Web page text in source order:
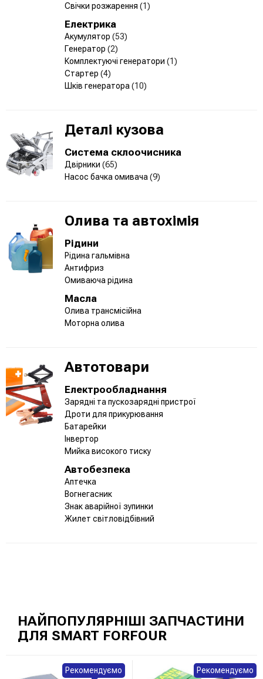
Свічки розжарення (1)
Електрика
Акумулятор (53)
Генератор (2)
Комплектуючі генератори (1)
Стартер (4)
Шків генератора (10)
Деталі кузова
Система склоочисника
Двірники (65)
Насос бачка омивача (9)
Олива та автохімія
Рідини
Рідина гальмівна
Антифриз
Омиваюча рідина
Масла
Олива трансмісійна
Моторна олива
Автотовари
Електрообладнання
Зарядні та пускозарядні пристрої
Дроти для прикурювання
Батарейки
Інвертор
Мийка високого тиску
Автобезпека
Аптечка
Вогнегасник
Знак аварійної зупинки
Жилет світловідбівний
НАЙПОПУЛЯРНІШІ ЗАПЧАСТИНИ
ДЛЯ SMART FORFOUR
Рекомендуємо Рекомендуємо